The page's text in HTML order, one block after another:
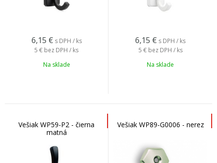
6,15 € s DPH / ks
5 € bez DPH / ks
Na sklade
6,15 € s DPH / ks
5 € bez DPH / ks
Na sklade
Vešiak WP59-P2 - čierna
matná
Vešiak WP89-G0006 - nerez